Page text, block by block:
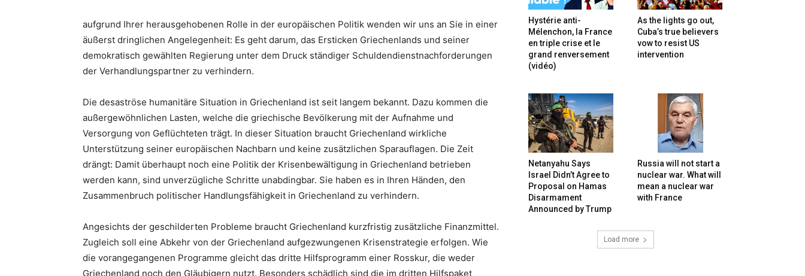
aufgrund Ihrer herausgehobenen Rolle in der europäischen Politik wenden wir uns an Sie in einer
äußerst dringlichen Angelegenheit: Es geht darum, das Ersticken Griechenlands und seiner
demokratisch gewählten Regierung unter dem Druck ständiger Schuldendienstnachforderungen
der Verhandlungspartner zu verhindern.
Die desaströse humanitäre Situation in Griechenland ist seit langem bekannt. Dazu kommen die
außergewöhnlichen Lasten, welche die griechische Bevölkerung mit der Aufnahme und
Versorgung von Geflüchteten trägt. In dieser Situation braucht Griechenland wirkliche
Unterstützung seiner europäischen Nachbarn und keine zusätzlichen Sparauflagen. Die Zeit
drängt: Damit überhaupt noch eine Politik der Krisenbewältigung in Griechenland betrieben
werden kann, sind unverzügliche Schritte unabdingbar. Sie haben es in Ihren Händen, den
Zusammenbruch politischer Handlungsfähigkeit in Griechenland zu verhindern.
Angesichts der geschilderten Probleme braucht Griechenland kurzfristig zusätzliche Finanzmittel.
Zugleich soll eine Abkehr von der Griechenland aufgezwungenen Krisenstrategie erfolgen. Wie
die vorangegangenen Programme gleicht das dritte Hilfsprogramm einer Rosskur, die weder
Griechenland noch den Gläubigern nutzt. Besonders schädlich sind die im dritten Hilfspaket
Hystérie anti-
Mélenchon, la France
en triple crise et le
grand renversement
(vidéo)
As the lights go out,
Cuba’s true believers
vow to resist US
intervention
Netanyahu Says
Israel Didn’t Agree to
Proposal on Hamas
Disarmament
Announced by Trump
Russia will not start a
nuclear war. What will
mean a nuclear war
with France
Load more